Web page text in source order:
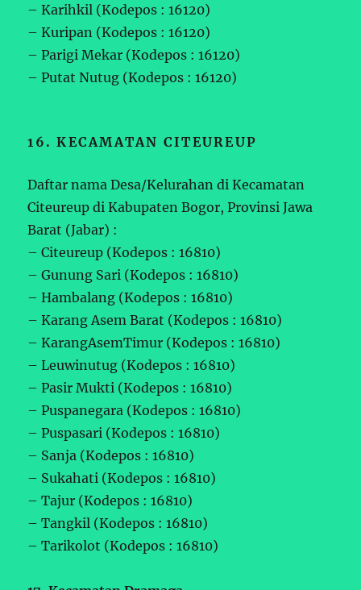
– Karihkil (Kodepos : 16120)
– Kuripan (Kodepos : 16120)
– Parigi Mekar (Kodepos : 16120)
– Putat Nutug (Kodepos : 16120)
16. KECAMATAN CITEUREUP
Daftar nama Desa/Kelurahan di Kecamatan
Citeureup di Kabupaten Bogor, Provinsi Jawa
Barat (Jabar) :
– Citeureup (Kodepos : 16810)
– Gunung Sari (Kodepos : 16810)
– Hambalang (Kodepos : 16810)
– Karang Asem Barat (Kodepos : 16810)
– KarangAsemTimur (Kodepos : 16810)
– Leuwinutug (Kodepos : 16810)
– Pasir Mukti (Kodepos : 16810)
– Puspanegara (Kodepos : 16810)
– Puspasari (Kodepos : 16810)
– Sanja (Kodepos : 16810)
– Sukahati (Kodepos : 16810)
– Tajur (Kodepos : 16810)
– Tangkil (Kodepos : 16810)
– Tarikolot (Kodepos : 16810)